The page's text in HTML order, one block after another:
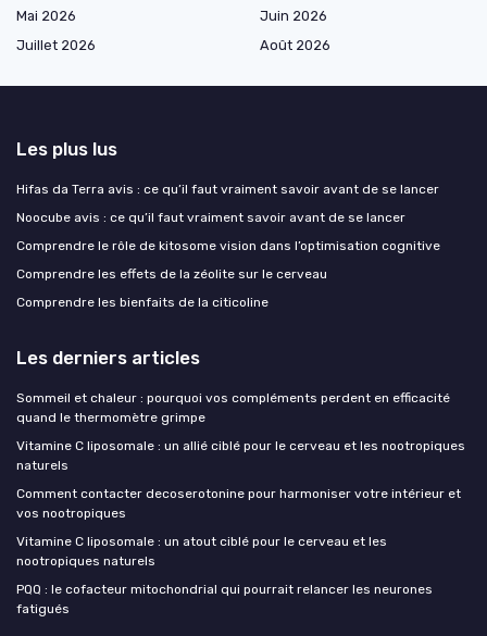
Mai 2026
Juin 2026
Juillet 2026
Août 2026
Les plus lus
Hifas da Terra avis : ce qu’il faut vraiment savoir avant de se lancer
Noocube avis : ce qu’il faut vraiment savoir avant de se lancer
Comprendre le rôle de kitosome vision dans l’optimisation cognitive
Comprendre les effets de la zéolite sur le cerveau
Comprendre les bienfaits de la citicoline
Les derniers articles
Sommeil et chaleur : pourquoi vos compléments perdent en efficacité
quand le thermomètre grimpe
Vitamine C liposomale : un allié ciblé pour le cerveau et les nootropiques
naturels
Comment contacter decoserotonine pour harmoniser votre intérieur et
vos nootropiques
Vitamine C liposomale : un atout ciblé pour le cerveau et les
nootropiques naturels
PQQ : le cofacteur mitochondrial qui pourrait relancer les neurones
fatigués